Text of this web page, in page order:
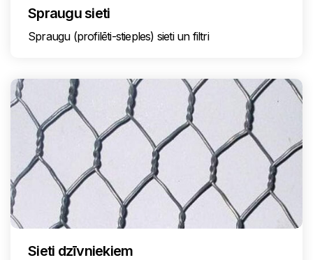
Spraugu sieti
Spraugu (profilēti-stieples) sieti un filtri
Sieti dzīvniekiem